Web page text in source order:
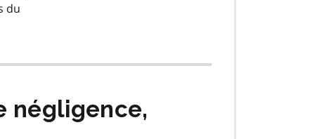
du
négligence,